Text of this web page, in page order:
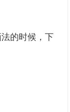
的时候，下